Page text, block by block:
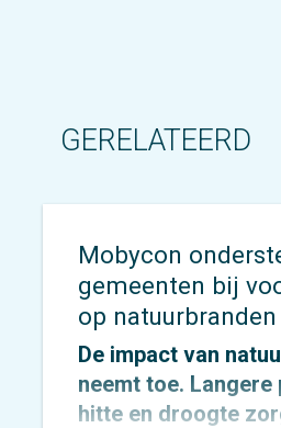
GERELATEERD
Mobycon
gemeenten bij
op natuurbranden
De impact van
neemt toe. Langere
hitte en droogte